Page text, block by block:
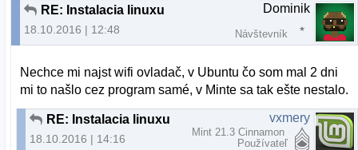
RE: Instalacia linuxu
18.10.2016 | 12:48
Dominik
Návštevník
Nechce mi najst wifi ovladač, v Ubuntu čo som mal 2 dni
mi to našlo cez program samé, v Minte sa tak ešte nestalo.
RE: Instalacia linuxu
18.10.2016 | 14:16
vxmery
Mint 21.3 Cinnamon
Používateľ